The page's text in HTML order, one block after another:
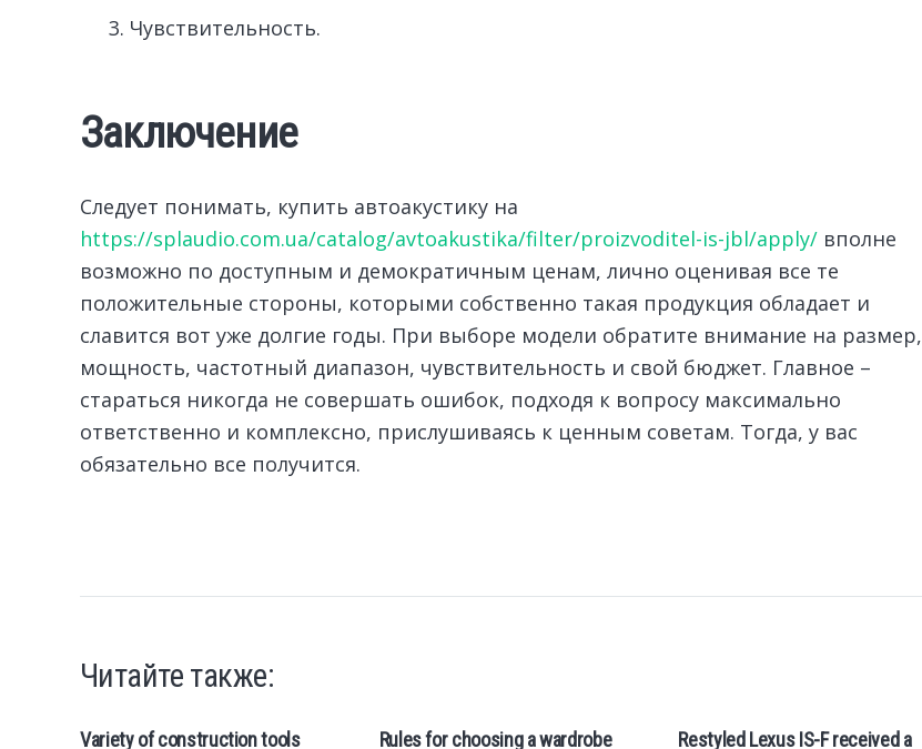
Чувствительность.
Заключение
Следует понимать, купить автоакустику на
https://splaudio.com.ua/catalog/avtoakustika/filter/proizvoditel-is-jbl/apply/ вполне
возможно по доступным и демократичным ценам, лично оценивая все те
положительные стороны, которыми собственно такая продукция обладает и
славится вот уже долгие годы. При выборе модели обратите внимание на размер,
мощность, частотный диапазон, чувствительность и свой бюджет. Главное –
стараться никогда не совершать ошибок, подходя к вопросу максимально
ответственно и комплексно, прислушиваясь к ценным советам. Тогда, у вас
обязательно все получится.
Читайте также:
Variety of construction tools Rules for choosing a wardrobe
Restyled Lexus IS-F received a